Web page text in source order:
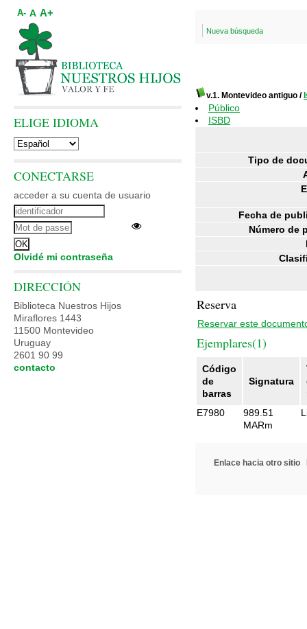
Nueva búsqueda
v.1. Montevideo antiguo /
Público
ISBD
Tipo de
Fecha de
Número de
Reserva
Reservar este
Ejemplares(1)
Código
de
barras
Signatura
E7980
989.51
MARm
Enlace hacia otro sitio
A- A A+
ELIGE IDIOMA
CONECTARSE
acceder a su cuenta de usuario
Olvidé mi contraseña
DIRECCIÓN
Biblioteca Nuestros Hijos
Miraflores 1443
11500 Montevideo
Uruguay
2601 90 99
contacto